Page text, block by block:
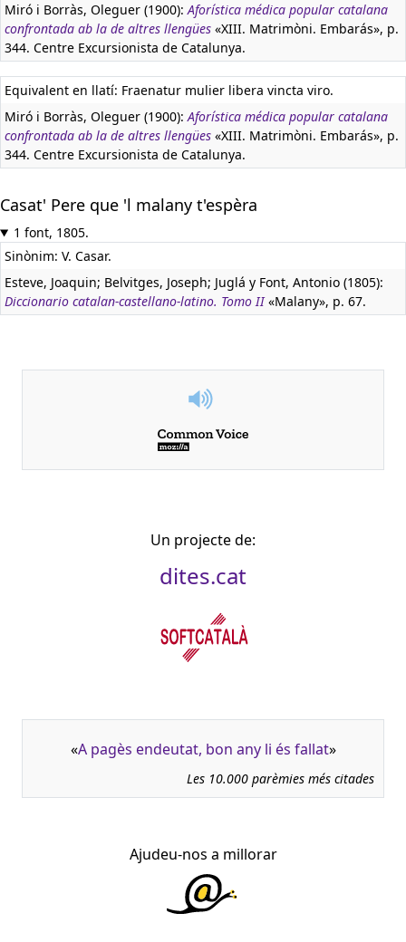
Miró i Borràs, Oleguer (1900):Aforística médica popular catalana
confrontada ab la de altres llengües «XIII. Matrimòni. Embarás», p.
344. Centre Excursionista de Catalunya.
Equivalent en llatí: Fraenatur mulier libera vincta viro.
Miró i Borràs, Oleguer (1900):Aforística médica popular catalana
confrontada ab la de altres llengües «XIII. Matrimòni. Embarás», p.
344. Centre Excursionista de Catalunya.
Casat' Pere que 'l malany t'espèra
1 font, 1805.
Sinònim: V. Casar.
Esteve, Joaquin; Belvitges, Joseph; Juglá y Font, Antonio (1805):
Diccionario catalan-castellano-latino. Tomo II«Malany», p. 67.
Un projecte de:
dites.cat
«A pagès endeutat, bon any li és fallat»
Les 10.000 parèmies més citades
Ajudeu-nos a millorar